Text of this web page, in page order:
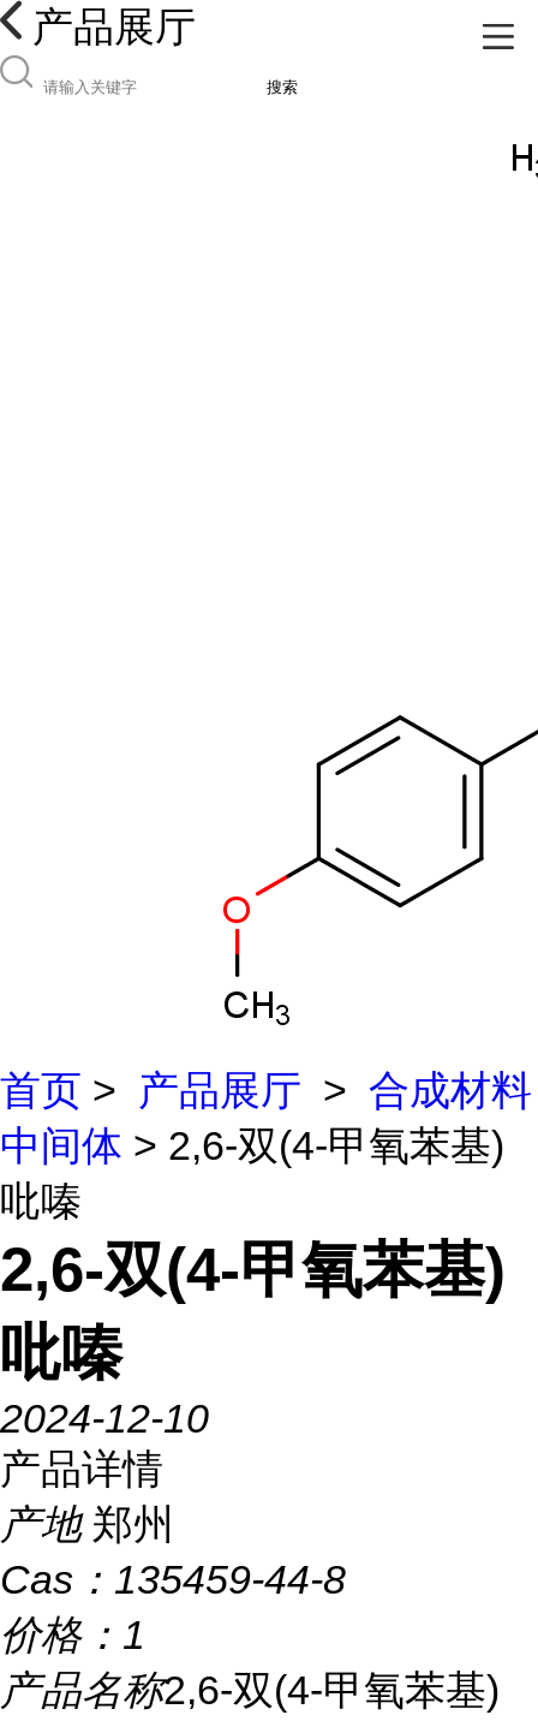
产品展厅
搜索
首页 > 产品展厅 > 合成材料
中间体 > 2,6-双(4-甲氧苯基)
吡嗪
2,6-双(4-甲氧苯基)
吡嗪
2024-12-10
产品详情
产地 郑州
Cas： 135459-44-8
价格： 1
产品名称2,6-双(4-甲氧苯基)